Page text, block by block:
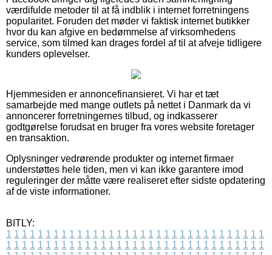
værdifulde metoder til at få indblik i internet forretningens
popularitet. Foruden det møder vi faktisk internet butikker
hvor du kan afgive en bedømmelse af virksomhedens
service, som tilmed kan drages fordel af til at afveje tidligere
kunders oplevelser.
Hjemmesiden er annoncefinansieret. Vi har et tæt
samarbejde med mange outlets på nettet i Danmark da vi
annoncerer forretningernes tilbud, og indkasserer
godtgørelse forudsat en bruger fra vores website foretager
en transaktion.
Oplysninger vedrørende produkter og internet firmaer
understøttes hele tiden, men vi kan ikke garantere imod
reguleringer der måtte være realiseret efter sidste opdatering
af de viste informationer.
BITLY:
1 1 1 1 1 1 1 1 1 1 1 1 1 1 1 1 1 1 1 1 1 1 1 1 1 1 1 1 1 1 1 1 1
1 1 1 1 1 1 1 1 1 1 1 1 1 1 1 1 1 1 1 1 1 1 1 1 1 1 1 1 1 1 1 1 1